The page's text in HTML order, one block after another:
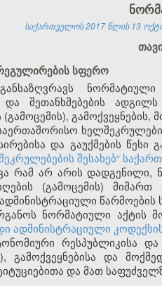
საქართველოს 2017 წლის 13
სფერო
და შეთანხმებების
გამოქვეყნების,
და გაუქმების წესი
შესახებ“
რამ არ არის დადგენილი,
(გამოცემის) მიმართ
ადმინისტრაციული წარმოების
ნორმატიული აქტის
ადმინისტრაციული
რესპუბლიკისა
გამოქვეყნებისა და
და მათ